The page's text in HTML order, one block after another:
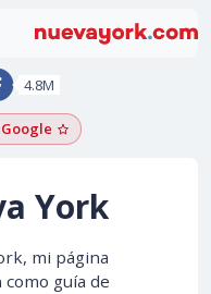
- Instagram
4.8M
Add as a Google
York
mi página
guía de